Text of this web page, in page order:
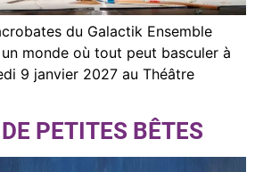
du Galactik Ensemble
monde où tout peut basculer à
9 janvier 2027 au Théâtre
PETITES BÊTES